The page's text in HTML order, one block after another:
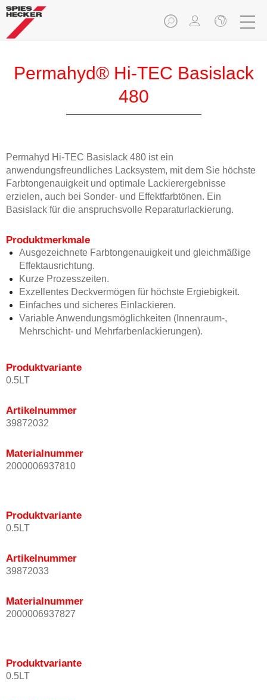
Permahyd® Hi-TEC Basislack
480
Permahyd Hi-TEC Basislack 480 ist ein
anwendungsfreundliches Lacksystem, mit dem Sie höchste
Farbtongenauigkeit und optimale Lackierergebnisse
erzielen, auch bei Sonder- und Effektfarbtönen. Ein
Basislack für die anspruchsvolle Reparaturlackierung.
Produktmerkmale
Ausgezeichnete Farbtongenauigkeit und gleichmäßige
Effektausrichtung.
Kurze Prozesszeiten.
Exzellentes Deckvermögen für höchste Ergiebigkeit.
Einfaches und sicheres Einlackieren.
Variable Anwendungsmöglichkeiten (Innenraum-,
Mehrschicht- und Mehrfarbenlackierungen).
Produktvariante
0.5LT
Artikelnummer
39872032
Materialnummer
2000006937810
Produktvariante
0.5LT
Artikelnummer
39872033
Materialnummer
2000006937827
Produktvariante
0.5LT